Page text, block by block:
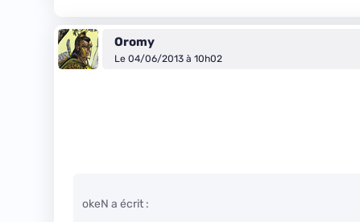
Oromy
Le 04/06/2013 à 10h02
okeN a écrit :